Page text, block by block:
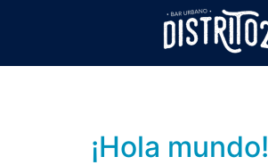
¡Hola mundo!